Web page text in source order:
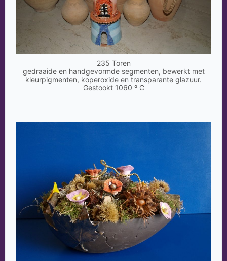
235 Toren
gedraaide en handgevormde segmenten, bewerkt met
kleurpigmenten, koperoxide en transparante glazuur.
Gestookt 1060 º C